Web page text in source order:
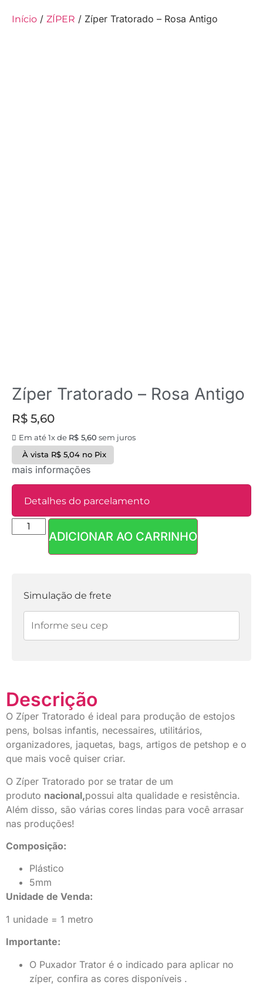
Início / ZÍPER / Zíper Tratorado – Rosa Antigo
Zíper Tratorado – Rosa Antigo
R$ 5,60
Em até 1x de R$ 5,60 sem juros
À vista R$5,04 no Pix
mais informações
Detalhes do parcelamento
Parcelas:ADICIONAR AO CARRINHO
Simulação de frete
Descrição
O Zíper Tratorado é ideal para produção de estojos
pens, bolsas infantis, necessaires, utilitários,
organizadores, jaquetas, bags, artigos de petshop e o
que mais você quiser criar.
O Zíper Tratorado por se tratar de um
produto nacional,possui alta qualidade e resistência.
Além disso, são várias cores lindas para você arrasar
nas produções!
Composição:
Plástico
5mm
Unidade de Venda:
1 unidade = 1 metro
Importante:
O Puxador Trator é o indicado para aplicar no
zíper, confira as cores disponíveis .